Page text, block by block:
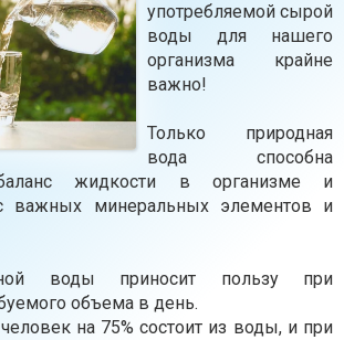
употребляемой сырой
воды для нашего
организма крайне
важно!
Только природная
вода способна
баланс жидкости в организме и
важных минеральных элементов и
воды приносит пользу при
объема в день.
на 75% состоит из воды, и при